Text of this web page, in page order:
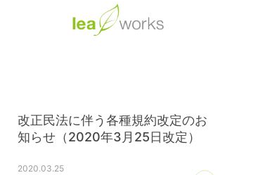
改正民法に伴う各種規約改定のお
知らせ（2020年3月25日改定）
2020.03.25